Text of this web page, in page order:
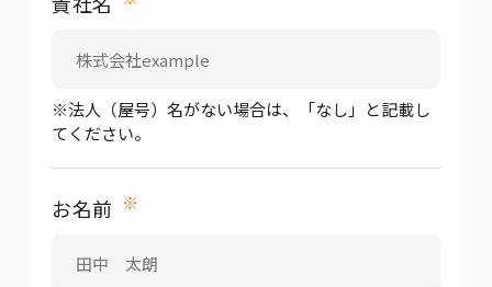
※法人（屋号）名がない場合は、「なし」と記載し
てください。
お名前 ※